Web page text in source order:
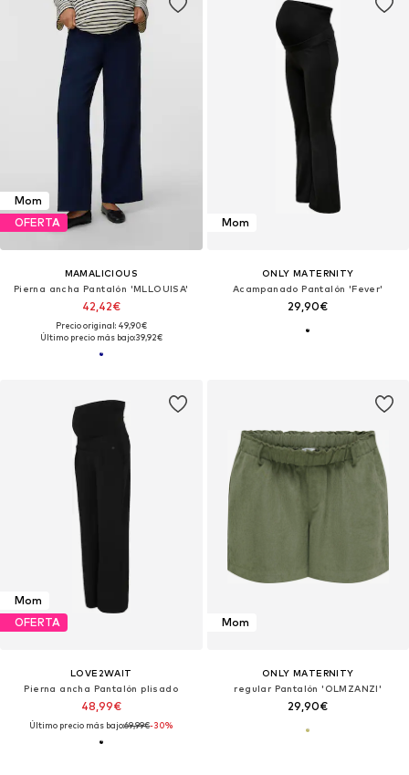
Mom
OFERTA
MAMALICIOUS
Pierna ancha Pantalón 'MLLOUISA'
42,42€
Precio original: 49,90€
Último precio más bajo:39,92€
Mom
ONLY MATERNITY
Acampanado Pantalón 'Fever'
29,90€
Mom
OFERTA
LOVE2WAIT
Pierna ancha Pantalón plisado
48,99€
Último precio más bajo:69,99€-30%
Mom
ONLY MATERNITY
regular Pantalón 'OLMZANZI'
29,90€